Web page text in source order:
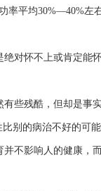
平均30%—40%左
对怀不上或肯定能
些残酷，但却是事
别的病治不好的可
不影响人的健康，